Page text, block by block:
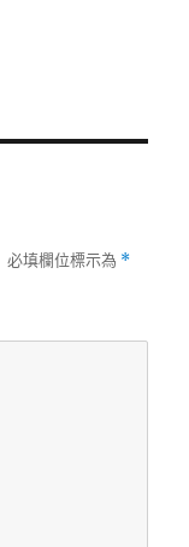
必填欄位標示為 *